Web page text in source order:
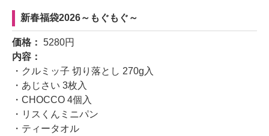
新春福袋2026～もぐもぐ～
価格： 5280円
内容：
・クルミッ子 切り落とし 270g入
・あじさい 3枚入
・CHOCCO 4個入
・リスくんミニパン
・ティータオル